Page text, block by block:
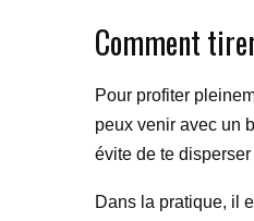
Comment
Pour profiter
peux venir avec un
évite de te
Dans la pratique, il